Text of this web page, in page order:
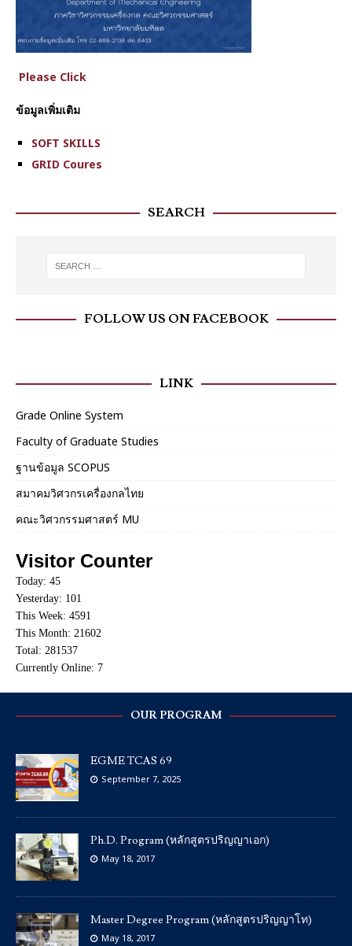
Please Click
ข้อมูลเพิ่มเติม
SOFT SKILLS
GRID Coures
SEARCH
FOLLOW US ON FACEBOOK
LINK
Grade Online System
Faculty of Graduate Studies
ฐานข้อมูล SCOPUS
สมาคมวิศวกรเครื่องกลไทย
คณะวิศวกรรมศาสตร์ MU
Visitor Counter
Today: 45
Yesterday: 101
This Week: 4591
This Month: 21602
Total: 281537
Currently Online: 7
OUR PROGRAM
EGME TCAS 69
September 7, 2025
Ph.D. Program (หลักสูตรปริญญาเอก)
May 18, 2017
Master Degree Program (หลักสูตรปริญญาโท)
May 18, 2017